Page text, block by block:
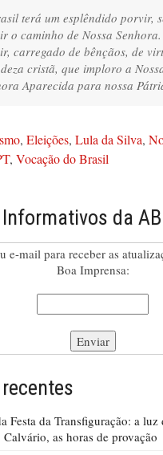
terá um esplêndido porvir,
o caminho de Nossa Senhora.
carregado de bênçãos, de
cristã, que imploro a
Aparecida para nossa
, Eleições, Lula da Silva,
, Vocação do Brasil
Informativos da
e-mail para receber as
Boa Imprensa:
Festa da Transfiguração: a luz
as horas de provação